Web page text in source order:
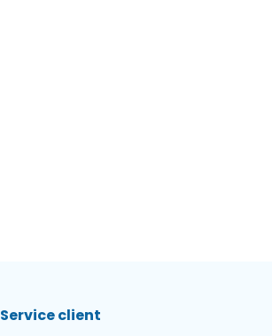
Service client